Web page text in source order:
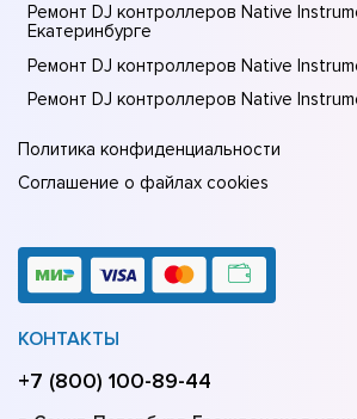
Ремонт DJ контроллеров Native
Екатеринбурге
Ремонт DJ контроллеров Native
Ремонт DJ контроллеров Native
Политика конфиденциальности
Соглашение о файлах cookies
КОНТАКТЫ
+7 (800) 100-89-44